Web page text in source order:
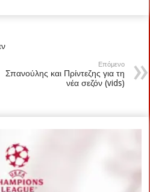
Επόμενο
Σπανούλης και Πρίντεζης για τη
νέα σεζόν (vids)